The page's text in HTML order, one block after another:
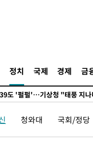
정치 국제 경제 금
, 800p 회복…0.26% 오른
, 301.88포인트(4.58%) 내린
졌다"…다누리, 스페이스X 로
도 '펄펄'…기상청 "태풍 지나
합의 지연"…트럼프, '이란 호
관 "李정부, 원전 반대 안해
청와대 국회/정당